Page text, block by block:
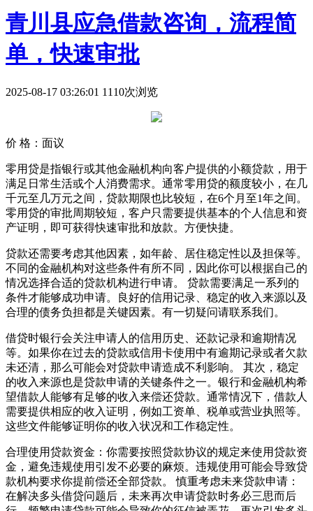
青川县应急借款咨询，流程简
单，快速审批
2025-08-17 03:26:01 1110次浏览
价 格： 面议
零用贷是指银行或其他金融机构向客户提供的小额贷款，用于
满足日常生活或个人消费需求。通常零用贷的额度较小，在几
千元至几万元之间，贷款期限也比较短，在6个月至1年之间。
零用贷的审批周期较短，客户只需要提供基本的个人信息和资
产证明，即可获得快速审批和放款。方便快捷。
贷款还需要考虑其他因素，如年龄、居住稳定性以及担保等。
不同的金融机构对这些条件有所不同，因此你可以根据自己的
情况选择合适的贷款机构进行申请。 贷款需要满足一系列的
条件才能够成功申请。良好的信用记录、稳定的收入来源以及
合理的债务负担都是关键因素。有一切疑问请联系我们。
借贷时银行会关注申请人的信用历史、还款记录和逾期情况
等。如果你在过去的贷款或信用卡使用中有逾期记录或者欠款
未还清，那么可能会对贷款申请造成不利影响。 其次，稳定
的收入来源也是贷款申请的关键条件之一。银行和金融机构希
望借款人能够有足够的收入来偿还贷款。通常情况下，借款人
需要提供相应的收入证明，例如工资单、税单或营业执照等。
这些文件能够证明你的收入状况和工作稳定性。
合理使用贷款资金：你需要按照贷款协议的规定来使用贷款资
金，避免违规使用引发不必要的麻烦。违规使用可能会导致贷
款机构要求你提前偿还全部贷款。 慎重考虑未来贷款申请：
在解决多头借贷问题后，未来再次申请贷款时务必三思而后